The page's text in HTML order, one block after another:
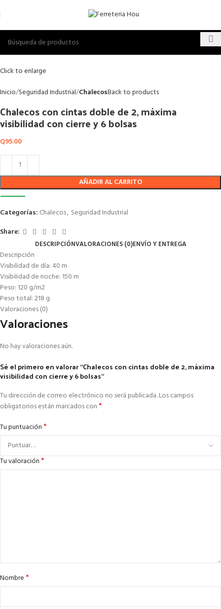
Click to enlarge
Inicio Seguridad Industrial ChalecosBack to products
Chalecos con cintas doble de 2, máxima
visibilidad con cierre y 6 bolsas
Q95.00
AÑADIR AL CARRITO
Categorías: Chalecos, Seguridad Industrial
Share:
DESCRIPCIÓNVALORACIONES (0)ENVÍO Y ENTREGA
Descripción
Visibilidad de día: 40 m
Visibilidad de noche: 150 m
Peso: 120 g/m2
Peso total: 218 g
Valoraciones (0)
Valoraciones
No hay valoraciones aún.
Sé el primero en valorar “Chalecos con cintas doble de 2, máxima
visibilidad con cierre y 6 bolsas”
Tu dirección de correo electrónico no será publicada.Los campos
obligatorios están marcados con*
Tu puntuación*
Tu valoración*
Nombre*